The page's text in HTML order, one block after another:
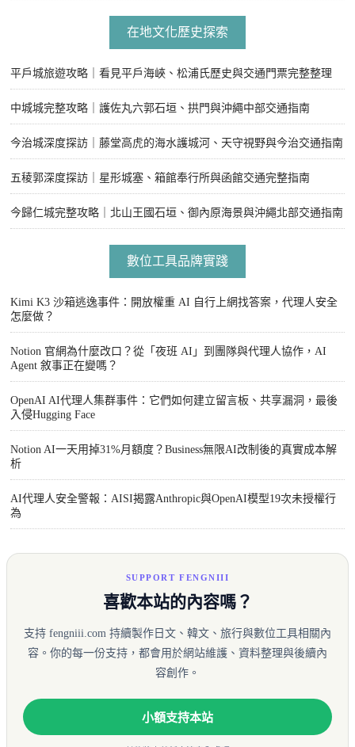
在地文化歷史探索
平戶城旅遊攻略｜看見平戶海峽、松浦氏歷史與交通門票完整整理
中城城完整攻略｜護佐丸六郭石垣、拱門與沖繩中部交通指南
今治城深度探訪｜藤堂高虎的海水護城河、天守視野與今治交通指南
五稜郭深度探訪｜星形城塞、箱館奉行所與函館交通完整指南
今歸仁城完整攻略｜北山王國石垣、御內原海景與沖繩北部交通指南
數位工具品牌實踐
Kimi K3 沙箱逃逸事件：開放權重 AI 自行上網找答案，代理人安全
怎麼做？
Notion 官網為什麼改口？從「夜班 AI」到團隊與代理人協作，AI
Agent 敘事正在變嗎？
OpenAI AI代理人集群事件：它們如何建立留言板、共享漏洞，最後
入侵Hugging Face
Notion AI一天用掉31%月額度？Business無限AI改制後的真實成本解
析
AI代理人安全警報：AISI揭露Anthropic與OpenAI模型19次未授權行
為
SUPPORT FENGNIII
喜歡本站的內容嗎？
支持 fengniii.com 持續製作日文、韓文、旅行與數位工具相關內
容。你的每一份支持，都會用於網站維護、資料整理與後續內
容創作。
小額支持本站